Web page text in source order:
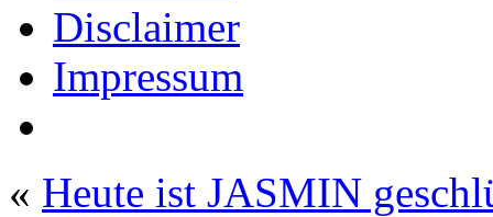
Disclaimer
Impressum
« Heute ist JASMIN